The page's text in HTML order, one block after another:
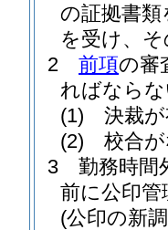
の証拠書類
を受け、
2
前項の審
ればなら
(1)
決裁
(2)
校合
3
勤務時間
前に公印
(公印の新